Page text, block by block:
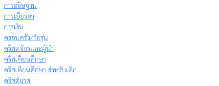
การอธิษฐาน
การเยียวยา
การเงิน
ครอบครัว/วัยรุ่น
คริสตจักรและผู้นำ
คริสเตียนศึกษา
คริสเตียนศึกษา สำหรับเด็ก
คริสต์มาส